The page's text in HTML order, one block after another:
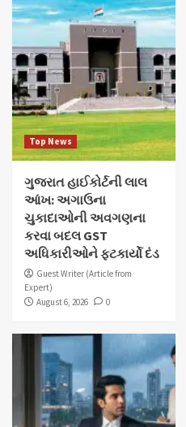
Top News
ગુજરાત હાઈકોર્ટની લાલ
આંખ: અગાઉના
ચુકાદાઓની અવગણના
કરવા બદલ GST
અધિકારીઓને ફટકાર્યો દંડ
Guest Writer (Article from
Expert)
August 6, 2026
0